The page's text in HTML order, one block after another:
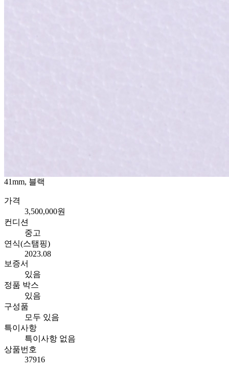
41mm, 블랙
가격
3,500,000원
컨디션
중고
연식(스탬핑)
2023.08
보증서
있음
정품 박스
있음
구성품
모두 있음
특이사항
특이사항 없음
상품번호
37916